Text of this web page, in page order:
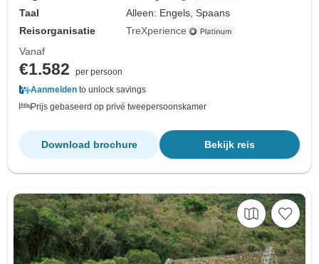
Taal
Alleen: Engels, Spaans
Reisorganisatie
TreXperience
Vanaf
€1.582
per persoon
Aanmelden to unlock savings
Prijs gebaseerd op privé tweepersoonskamer
Bekijk reis
Download brochure